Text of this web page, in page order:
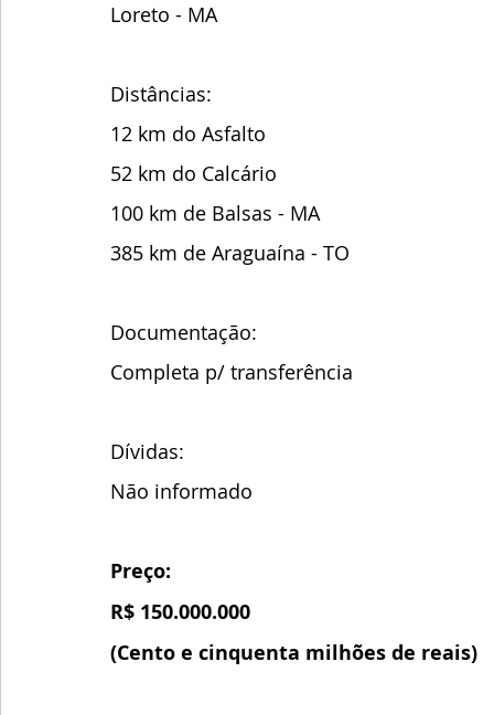
Loreto - MA
Distâncias:
12 km do Asfalto
52 km do Calcário
100 km de Balsas - MA
385 km de Araguaína - TO
Documentação:
Completa p/ transferência
Dívidas:
Não informado
Preço:
R$ 150.000.000
(Cento e cinquenta milhões de reais)